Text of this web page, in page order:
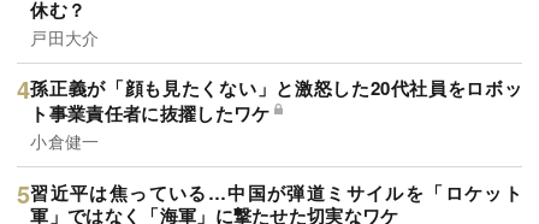
休む？
戸田大介
孫正義が「顔も見たくない」と激怒した20代社員をロボッ
ト事業責任者に抜擢したワケ
小倉健一
習近平は焦っている…中国が弾道ミサイルを「ロケット
軍」ではなく「海軍」に撃たせた切実なワケ